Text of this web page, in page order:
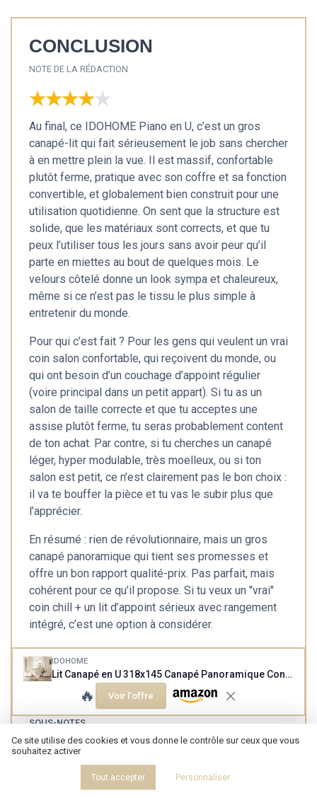
CONCLUSION
NOTE DE LA RÉDACTION
★★★★★
★★★★★
Au final, ce IDOHOME Piano en U, c’est un gros
canapé-lit qui fait sérieusement le job sans chercher
à en mettre plein la vue. Il est massif, confortable
plutôt ferme, pratique avec son coffre et sa fonction
convertible, et globalement bien construit pour une
utilisation quotidienne. On sent que la structure est
solide, que les matériaux sont corrects, et que tu
peux l’utiliser tous les jours sans avoir peur qu’il
parte en miettes au bout de quelques mois. Le
velours côtelé donne un look sympa et chaleureux,
même si ce n’est pas le tissu le plus simple à
entretenir du monde.
Pour qui c’est fait ? Pour les gens qui veulent un vrai
coin salon confortable, qui reçoivent du monde, ou
qui ont besoin d’un couchage d’appoint régulier
(voire principal dans un petit appart). Si tu as un
salon de taille correcte et que tu acceptes une
assise plutôt ferme, tu seras probablement content
de ton achat. Par contre, si tu cherches un canapé
léger, hyper modulable, très moelleux, ou si ton
salon est petit, ce n’est clairement pas le bon choix :
il va te bouffer la pièce et tu vas le subir plus que
l’apprécier.
En résumé : rien de révolutionnaire, mais un gros
canapé panoramique qui tient ses promesses et
offre un bon rapport qualité-prix. Pas parfait, mais
cohérent pour ce qu’il propose. Si tu veux un "vrai"
coin chill + un lit d’appoint sérieux avec rangement
intégré, c’est une option à considérer.
Voir l'offre
SOUS-NOTES
RAPPORT QUALITÉ-PRIX :
POUR UN GROS CANAPÉ-LIT
DESIGN : MODERNE, MASSIF,
★★★★★
★★★★★
IDOHOME
Lit Canapé en U 318x145 Canapé Panoramique Convertible Sofa XL Surface de Couchage (272x125 cm) Baltimore Sand
🔥 Voir l'offre
Ce site utilise des cookies et vous donne le contrôle sur ceux que vous
souhaitez activer
Tout accepter Personnaliser